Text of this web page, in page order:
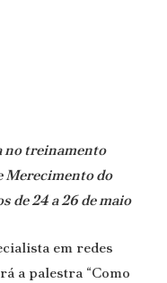
no treinamento
Merecimento do
de 24 a 26 de maio
em redes
a palestra “Como